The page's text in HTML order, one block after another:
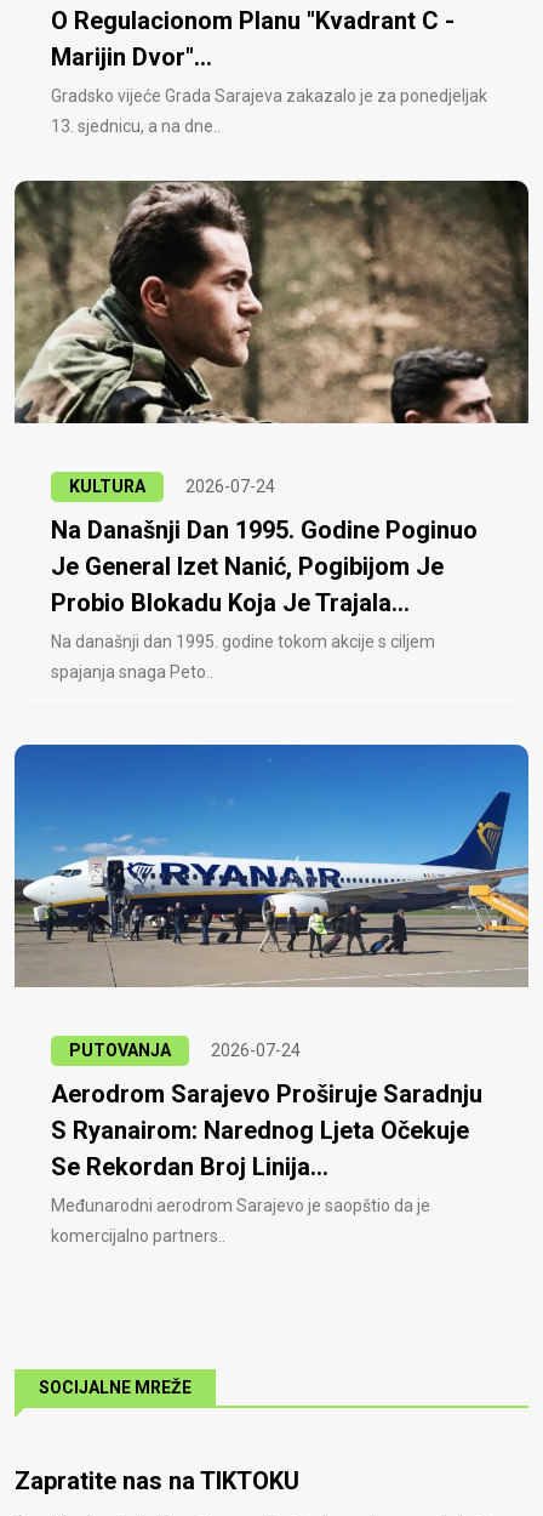
O Regulacionom Planu "Kvadrant C -
Marijin Dvor"...
Gradsko vijeće Grada Sarajeva zakazalo je za ponedjeljak
13. sjednicu, a na dne..
KULTURA 2026-07-24
Na Današnji Dan 1995. Godine Poginuo
Je General Izet Nanić, Pogibijom Je
Probio Blokadu Koja Je Trajala...
Na današnji dan 1995. godine tokom akcije s ciljem
spajanja snaga Peto..
PUTOVANJA 2026-07-24
Aerodrom Sarajevo Proširuje Saradnju
S Ryanairom: Narednog Ljeta Očekuje
Se Rekordan Broj Linija...
Međunarodni aerodrom Sarajevo je saopštio da je
komercijalno partners..
SOCIJALNE MREŽE
Zapratite nas na TIKTOKU